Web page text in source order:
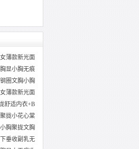
薄款新光面
显小胸无痕
圈文胸小胸
薄款新光面
舒适内衣+B
拢小花心棠
胸聚拢文胸
垂收副乳无